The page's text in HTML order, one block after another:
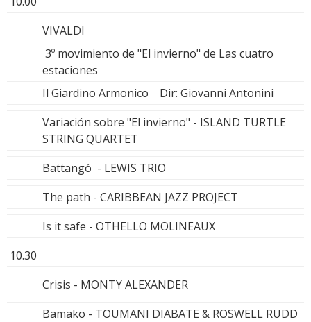
VIVALDI
3º movimiento de "El invierno" de Las cuatro
estaciones
Il Giardino Armonico Dir: Giovanni Antonini
Variación sobre "El invierno" - ISLAND TURTLE
STRING QUARTET
Battangó - LEWIS TRIO
The path - CARIBBEAN JAZZ PROJECT
Is it safe - OTHELLO MOLINEAUX
10.30
Crisis - MONTY ALEXANDER
Bamako - TOUMANI DIABATE & ROSWELL RUDD